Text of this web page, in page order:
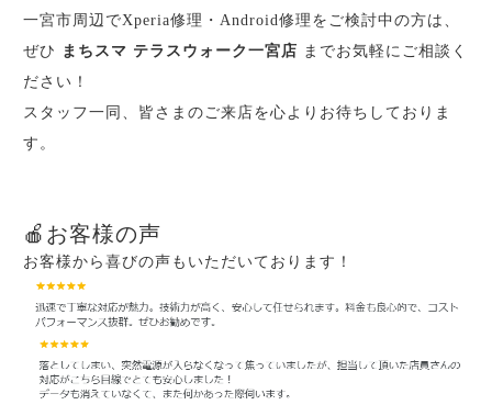
一宮市周辺でXperia修理・Android修理をご検討中の方は、
ぜひ まちスマ テラスウォーク一宮店 までお気軽にご相談く
ださい！
スタッフ一同、皆さまのご来店を心よりお待ちしておりま
す。
🍎お客様の声
お客様から喜びの声もいただいております！